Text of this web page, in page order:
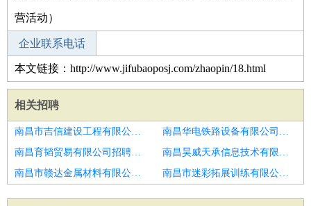
营活动）
企业联系电话
本文链接：http://www.jifubaoposj.com/zhaopin/18.html
相关招聘
南昌市吉信建设工程有限公司招聘诚聘汽车销售
南昌华电铁路设备有限公司招聘汽车销售
南昌育韬贸易有限公司招聘霸州毛豆新车汽车销售
南昌昊威天承信息技术有限公司招聘汽车销售人员
南昌市赣达金属材料有限公司招聘8k汽车销售双休
南昌市迷彩拓展训练有限公司招聘汽车销售实习生